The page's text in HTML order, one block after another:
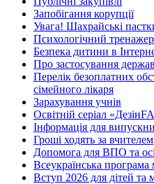
Запобігання корупції
Увага! Шахрайські
Психологічний
Безпека дитини в
Про застосування
Перелік безоплатних
сімейного лікаря
Зарахування учнів
Освітній серіал
Інформація для
Гроші ходять за вчителем
Допомога для ВПО та
Всеукраїнська
Вступ 2026 для дітей та